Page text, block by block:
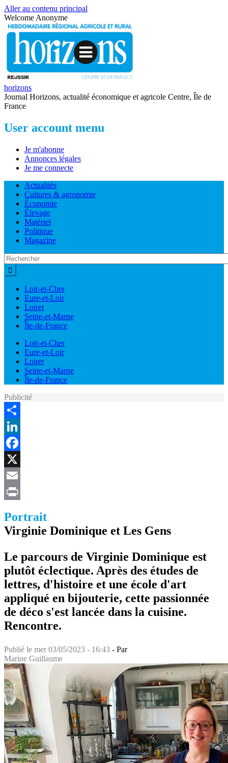
Aller au contenu principal
Welcome Anonyme
horizons
Journal Horizons, actualité économique et agricole Centre, Île de
France
User account menu
Je m'abonne
Annonces légales
Je me connecte
Actualités
Cultures & agronomie
Économie
Élevage
Matériel
Politique
Magazine
Loir-et-Cher
Eure-et-Loir
Loiret
Seine-et-Marne
Île-de-France
Loir-et-Cher
Eure-et-Loir
Loiret
Seine-et-Marne
Île-de-France
Publicité
Share
LinkedIn
Facebook
X
Email
Portrait
Virginie Dominique et Les Gens
Le parcours de Virginie Dominique est
plutôt éclectique. Après des études de
lettres, d'histoire et une école d'art
appliqué en bijouterie, cette passionnée
de déco s'est lancée dans la cuisine.
Rencontre.
Publié le mer 03/05/2023 - 16:43 - Par
Marine Guillaume